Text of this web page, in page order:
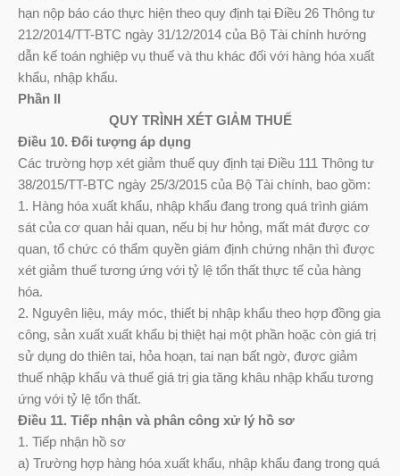
hạn nộp báo cáo thực hiện theo quy định tại Điều 26 Thông tư
212/2014/TT-BTC ngày 31/12/2014 của Bộ Tài chính hướng
dẫn kế toán nghiệp vụ thuế và thu khác đối với hàng hóa xuất
khẩu, nhập khẩu.
Phần II
QUY TRÌNH XÉT GIẢM THUẾ
Điều 10. Đối tượng áp dụng
Các trường hợp xét giảm thuế quy định tại Điều 111 Thông tư
38/2015/TT-BTC ngày 25/3/2015 của Bộ Tài chính, bao gồm:
1. Hàng hóa xuất khẩu, nhập khẩu đang trong quá trình giám
sát của cơ quan hải quan, nếu bị hư hỏng, mất mát được cơ
quan, tổ chức có thẩm quyền giám định chứng nhận thì được
xét giảm thuế tương ứng với tỷ lệ tổn thất thực tế của hàng
hóa.
2. Nguyên liệu, máy móc, thiết bị nhập khẩu theo hợp đồng gia
công, sản xuất xuất khẩu bị thiệt hại một phần hoặc còn giá trị
sử dụng do thiên tai, hỏa hoạn, tai nạn bất ngờ, được giảm
thuế nhập khẩu và thuế giá trị gia tăng khâu nhập khẩu tương
ứng với tỷ lệ tổn thất.
Điều 11. Tiếp nhận và phân công xử lý hồ sơ
1. Tiếp nhận hồ sơ
a) Trường hợp hàng hóa xuất khẩu, nhập khẩu đang trong quá